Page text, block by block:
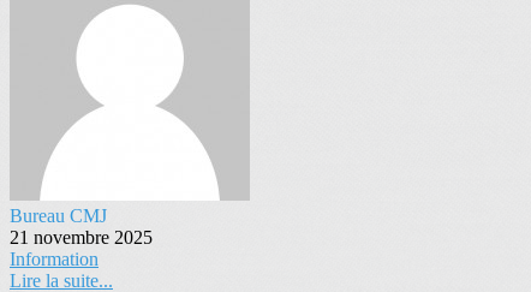
Bureau CMJ
21 novembre 2025
Information
Lire la suite...